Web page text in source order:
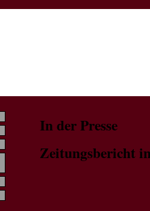
In der Presse
Zeitungsbericht